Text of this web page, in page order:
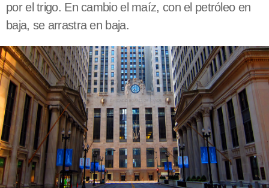
por el trigo. En cambio el maíz, con el petróleo en
baja, se arrastra en baja.